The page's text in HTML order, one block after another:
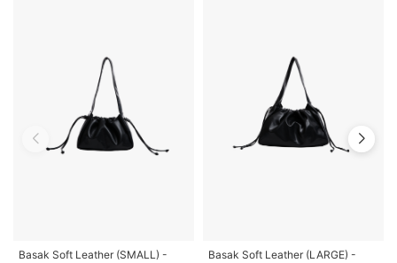
Basak Soft Leather (SMALL) -
Basak Soft Leather (LARGE) -